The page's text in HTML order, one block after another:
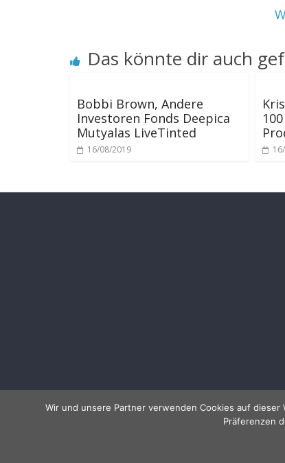
Das könnte dir auch
Bobbi Brown, Andere
Investoren Fonds Deepica
Mutyalas LiveTinted
16/08/2019
Wir und unsere Partner verwenden Cookies auf
Präferenzen